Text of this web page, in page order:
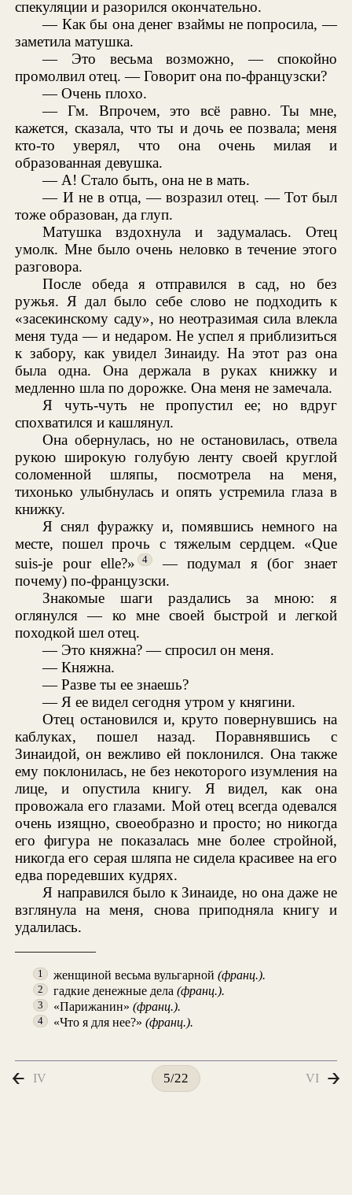
спекуляции и разорился окончательно.
— Как бы она денег взаймы не попросила, —
заметила матушка.
— Это весьма возможно, — спокойно
промолвил отец. — Говорит она по-французски?
— Очень плохо.
— Гм. Впрочем, это всё равно. Ты мне,
кажется, сказала, что ты и дочь ее позвала; меня
кто-то уверял, что она очень милая и
образованная девушка.
— А! Стало быть, она не в мать.
— И не в отца, — возразил отец. — Тот был
тоже образован, да глуп.
Матушка вздохнула и задумалась. Отец
умолк. Мне было очень неловко в течение этого
разговора.
После обеда я отправился в сад, но без
ружья. Я дал было себе слово не подходить к
«засекинскому саду», но неотразимая сила влекла
меня туда — и недаром. Не успел я приблизиться
к забору, как увидел Зинаиду. На этот раз она
была одна. Она держала в руках книжку и
медленно шла по дорожке. Она меня не замечала.
Я чуть-чуть не пропустил ее; но вдруг
спохватился и кашлянул.
Она обернулась, но не остановилась, отвела
рукою широкую голубую ленту своей круглой
соломенной шляпы, посмотрела на меня,
тихонько улыбнулась и опять устремила глаза в
книжку.
Я снял фуражку и, помявшись немного на
месте, пошел прочь с тяжелым сердцем. «Que
suis-je pour elle?»
4
— подумал я (бог знает
почему) по-французски.
Знакомые шаги раздались за мною: я
оглянулся — ко мне своей быстрой и легкой
походкой шел отец.
— Это княжна? — спросил он меня.
— Княжна.
— Разве ты ее знаешь?
— Я ее видел сегодня утром у княгини.
Отец остановился и, круто повернувшись на
каблуках, пошел назад. Поравнявшись с
Зинаидой, он вежливо ей поклонился. Она также
ему поклонилась, не без некоторого изумления на
лице, и опустила книгу. Я видел, как она
провожала его глазами. Мой отец всегда одевался
очень изящно, своеобразно и просто; но никогда
его фигура не показалась мне более стройной,
никогда его серая шляпа не сидела красивее на его
едва поредевших кудрях.
Я направился было к Зинаиде, но она даже не
взглянула на меня, снова приподняла книгу и
удалилась.
1 женщиной весьма вульгарной(франц.).
2 гадкие денежные дела(франц.).
3 «Парижанин»(франц.).
4 «Что я для нее?»(франц.).
IV 5/22 VI